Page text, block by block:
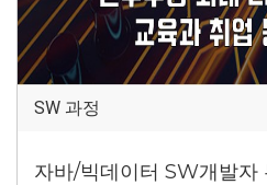
SW 과정
자바/빅데이터 SW개발자